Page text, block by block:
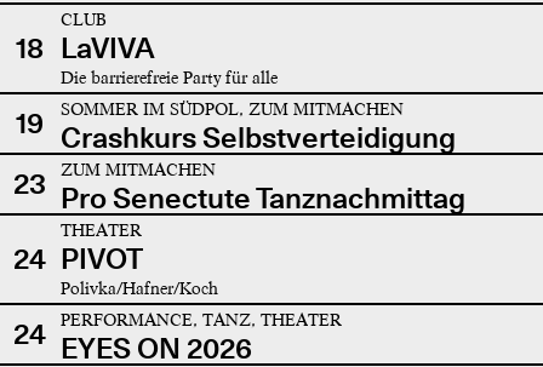
18
CLUB
LaVIVA
Die barrierefreie Party für alle
19 SOMMER IM SÜDPOL, ZUM MITMACHEN
Crashkurs Selbstverteidigung
23
ZUM MITMACHEN
Pro Senectute Tanznachmittag
24
THEATER
PIVOT
Polivka/Hafner/Koch
24 PERFORMANCE, TANZ, THEATER
EYES ON 2026